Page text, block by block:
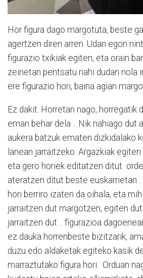
Hor figura dago margotuta, beste
agertzen diren arren. Udan egon
figurazio txikiak egiten, eta orain
zeinetan pentsatu nahi dudan nola
ere figurazio hori, baina agian
Ez dakit. Horretan nago, horregatik
eman behar dela… Nik nahiago dut
aukera batzuk ematen dizkidalako
lanean jarraitzeko. Argazkiak
eta gero horiek editatzen ditut
ateratzen ditut beste
hori berriro izaten da oihala, eta
jarraitzen dut margotzen, egiten
jarraitzen dut… figurazioa
ez dauka horrenbeste bizitzarik,
duzu edo aldaketak egiteko kasik
marraztutako figura hori. Orduan